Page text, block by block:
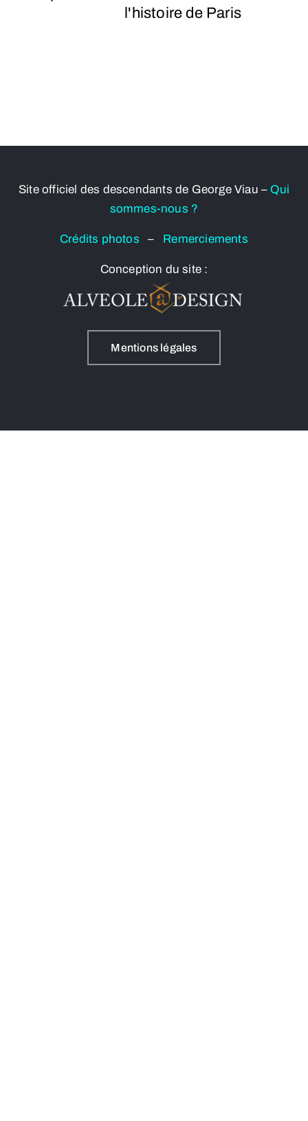
l'histoire de Paris
Site officiel des descendants de George Viau – Qui
sommes-nous ?
Crédits photos– Remerciements
Conception du site :
Mentions légales